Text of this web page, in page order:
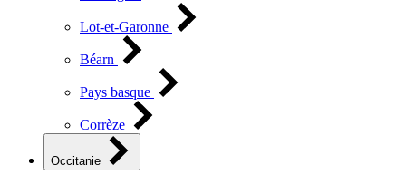
Lot-et-Garonne
Béarn
Pays basque
Corrèze
Occitanie